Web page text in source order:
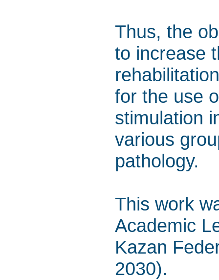
Thus, the
to increase
for the use
stimulation
various
pathology.
This work
Academic
Kazan
2030).